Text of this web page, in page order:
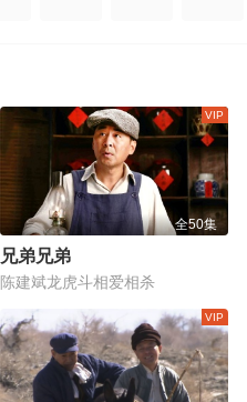
全50集
兄弟兄弟
陈建斌龙虎斗相爱相杀